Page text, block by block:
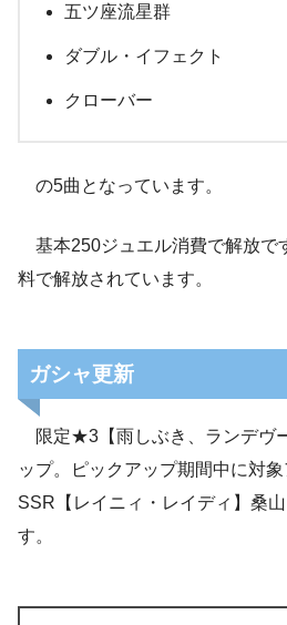
五ツ座流星群
ダブル・イフェクト
クローバー
の5曲となっています。
基本250ジュエル消費で解放で
料で解放されています。
ガシャ更新
限定★3【雨しぶき、ランデヴ
ップ。ピックアップ期間中に対
SSR【レイニィ・レイディ】桑
す。